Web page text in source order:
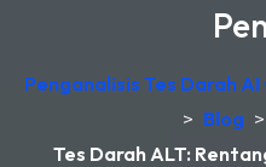
Penganalisis Tes Darah
> Blog >
Tes Darah ALT: